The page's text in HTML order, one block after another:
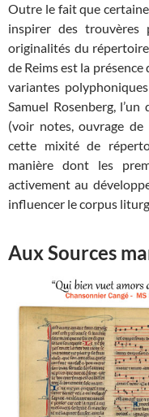
Outre le fait que
inspirer des trouvères
originalités du
de Reims est la
variantes
Samuel Rosenberg,
(voir notes, ouvrage
cette mixité de
manière dont les
activement au
influencer le corpus
Aux Sources